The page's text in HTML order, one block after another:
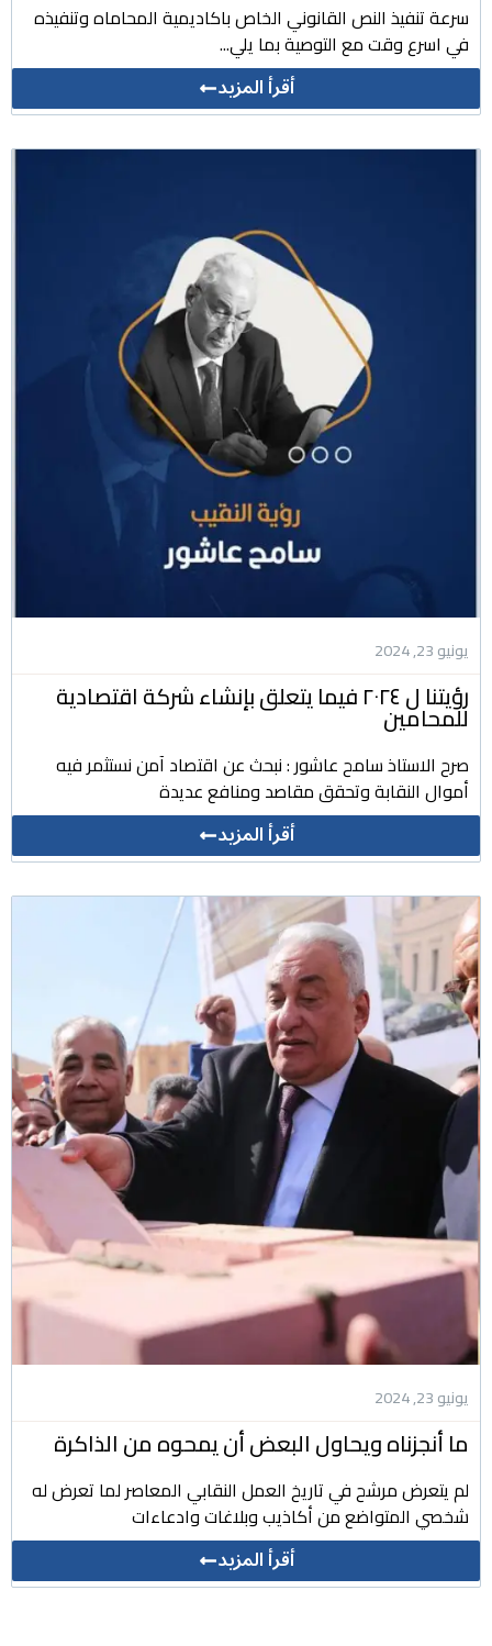
سرعة تنفيذ النص القانوني الخاص باكاديمية المحاماه وتنفيذه
في اسرع وقت مع التوصية بما يلي...
أقرأ المزيد
يونيو 23, 2024
رؤيتنا ل ٢٠٢٤ فيما يتعلق بإنشاء شركة اقتصادية
للمحامين
صرح الاستاذ سامح عاشور : نبحث عن اقتصاد آمن نستثمر فيه
أموال النقابة وتحقق مقاصد ومنافع عديدة
أقرأ المزيد
يونيو 23, 2024
ما أنجزناه ويحاول البعض أن يمحوه من الذاكرة
لم يتعرض مرشح في تاريخ العمل النقابي المعاصر لما تعرض له
شخصي المتواضع من أكاذيب وبلاغات وادعاءات
أقرأ المزيد